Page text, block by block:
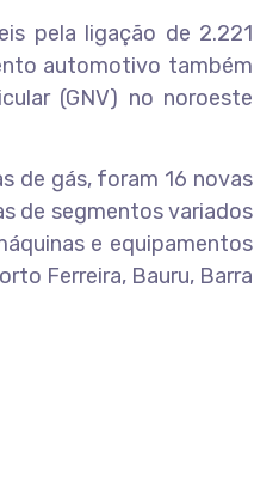
pela ligação de 2.221
automotivo também
(GNV) no noroeste
de gás, foram 16 novas
de segmentos variados
e equipamentos
Ferreira, Bauru, Barra